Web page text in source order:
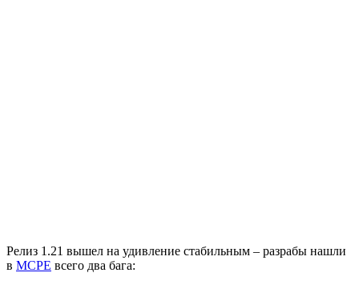
Релиз 1.21 вышел на удивление стабильным – разрабы нашли
в MCPE всего два бага: